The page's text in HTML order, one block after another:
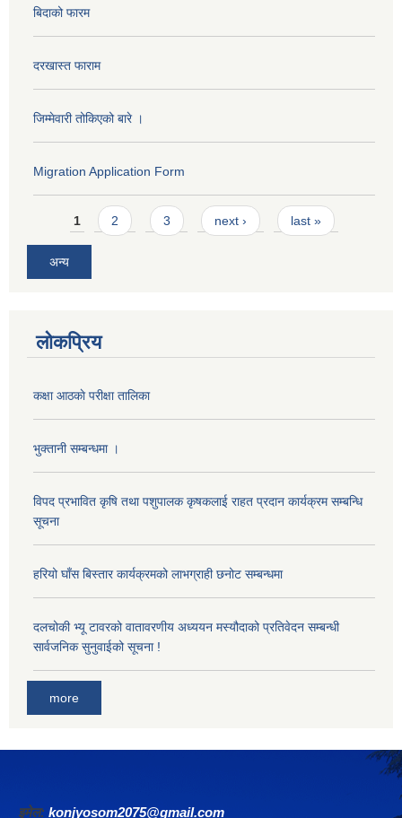
बिदाको फारम
दरखास्त फाराम
जिम्मेवारी तोकिएको बारे ।
Migration Application Form
Pages
1 2 3 next › last »
अन्य
लोकप्रिय
कक्षा आठकाे परीक्षा तालिका
भुक्तानी सम्बन्धमा ।
विपद प्रभावित कृषि तथा पशुपालक कृषकलाई राहत प्रदान कार्यक्रम सम्बन्धि
सूचना
हरियो घाँस बिस्तार कार्यक्रमको लाभग्राही छनोट सम्बन्धमा
दलचोकी भ्यू टावरको वातावरणीय अध्ययन मस्यौदाको प्रतिवेदन सम्बन्धी
सार्वजनिक सुनुवाईको सूचना !
more
इमेल: konjyosom2075@gmail.com